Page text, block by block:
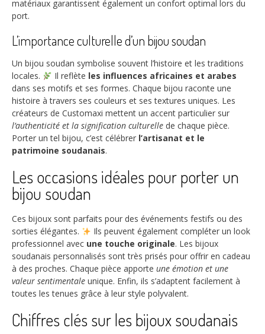
matériaux garantissent également un confort optimal lors du
port.
L’importance culturelle d’un bijou soudan
Un bijou soudan symbolise souvent l’histoire et les traditions
locales.
Il reflète les influences africaines et arabes
dans ses motifs et ses formes. Chaque bijou raconte une
histoire à travers ses couleurs et ses textures uniques. Les
créateurs de Customaxi mettent un accent particulier sur
l’authenticité et la signification culturelle de chaque pièce.
Porter un tel bijou, c’est célébrer l’artisanat et le
patrimoine soudanais.
Les occasions idéales pour porter un
bijou soudan
Ces bijoux sont parfaits pour des événements festifs ou des
sorties élégantes.
Ils peuvent également compléter un look
professionnel avec une touche originale. Les bijoux
soudanais personnalisés sont très prisés pour offrir en cadeau
à des proches. Chaque pièce apporte une émotion et une
valeur sentimentale unique. Enfin, ils s’adaptent facilement à
toutes les tenues grâce à leur style polyvalent.
Chiffres clés sur les bijoux soudanais